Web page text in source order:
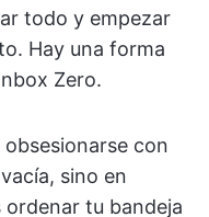
todo y empezar
Hay una forma
Zero.
con
sino en
tu bandeja